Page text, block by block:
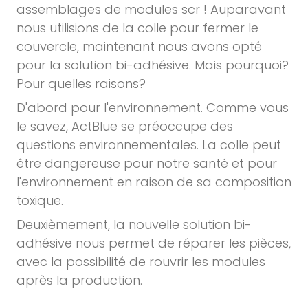
assemblages de modules scr ! Auparavant
nous utilisions de la colle pour fermer le
couvercle, maintenant nous avons opté
pour la solution bi-adhésive. Mais pourquoi?
Pour quelles raisons?
D'abord pour l'environnement. Comme vous
le savez, ActBlue se préoccupe des
questions environnementales. La colle peut
être dangereuse pour notre santé et pour
l'environnement en raison de sa composition
toxique.
Deuxièmement, la nouvelle solution bi-
adhésive nous permet de réparer les pièces,
avec la possibilité de rouvrir les modules
après la production.